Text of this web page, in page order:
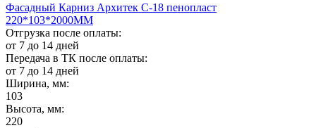
Фасадный Карниз Архитек C-18 пенопласт
220*103*2000ММ
Отгрузка после оплаты:
от 7 до 14 дней
Передача в ТК после оплаты:
от 7 до 14 дней
Ширина, мм:
103
Высота, мм:
220